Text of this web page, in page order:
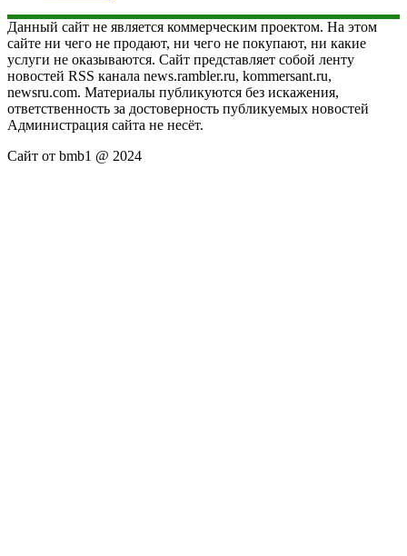
Данный сайт не является коммерческим проектом. На этом
сайте ни чего не продают, ни чего не покупают, ни какие
услуги не оказываются. Сайт представляет собой ленту
новостей RSS канала news.rambler.ru, kommersant.ru,
newsru.com. Материалы публикуются без искажения,
ответственность за достоверность публикуемых новостей
Администрация сайта не несёт.
Сайт от bmb1 @ 2024